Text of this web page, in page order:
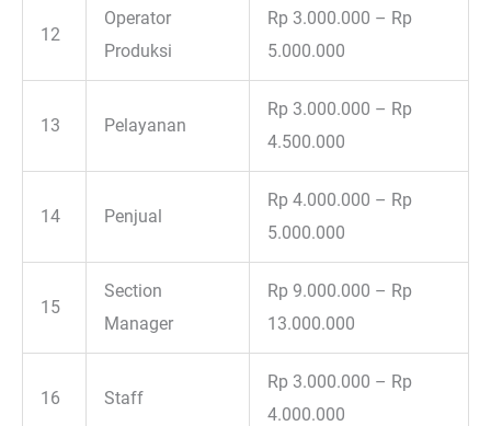
12
Operator
Produksi
Rp 3.000.000 – Rp
5.000.000
13 Pelayanan
Rp 3.000.000 – Rp
4.500.000
14 Penjual
Rp 4.000.000 – Rp
5.000.000
15
Section
Manager
Rp 9.000.000 – Rp
13.000.000
16 Staff
Rp 3.000.000 – Rp
4.000.000